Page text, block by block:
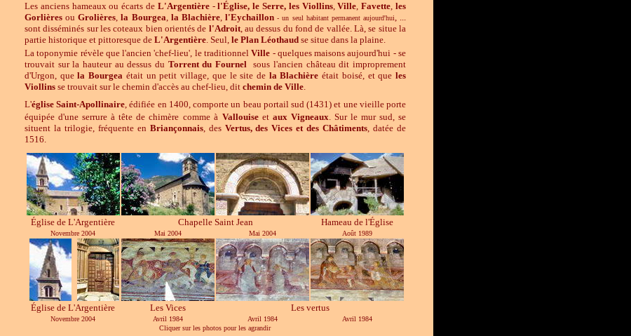
Les anciens hameaux ou écarts de L'Argentière-l'Église, le Serre, les Viollins,Ville,Favette, les
Gorlières ouGrolières, la Bourgea, la Blachière,l'Eychaillon - un seul habitant permanent aujourd'hui, ...
sont disséminés sur les coteaux bien orientés de l'Adroit, au dessus du fond de vallée. Là, se situe la
partie historique et pittoresque de L'Argentière. Seul, le Plan Léothaud se situe dans la plaine.
La toponymie révèle que l'ancien 'chef-lieu', le traditionnelVille - quelques maisons aujourd'hui - se
trouvait sur la hauteur au dessus du Torrent du Fournel sous l'ancien château dit improprement
d'Urgon, quela Bourgea était un petit village, que le site de la Blachière était boisé, et queles
Viollins se trouvait sur le chemin d'accès au chef-lieu, dit chemin de Ville.
L'église Saint-Apollinaire, édifiée en 1400, comporte un beau portail sud (1431) et une vieille porte
équipée d'une serrure à tête de chimère comme à Vallouise et aux Vigneaux. Sur le mur sud, se
situent la trilogie, fréquente en Briançonnais, des Vertus, des Vices et des Châtiments, datée de
1516.
Église de L'Argentière Chapelle Saint Jean Hameau de l'Église
Novembre 2004 Mai 2004 Mai 2004 Août 1989
Église de L'Argentière Les Vices Les vertus
Novembre 2004 Avril 1984 Avril 1984
Avril 1984
Cliquer sur les photos pour les agrandir